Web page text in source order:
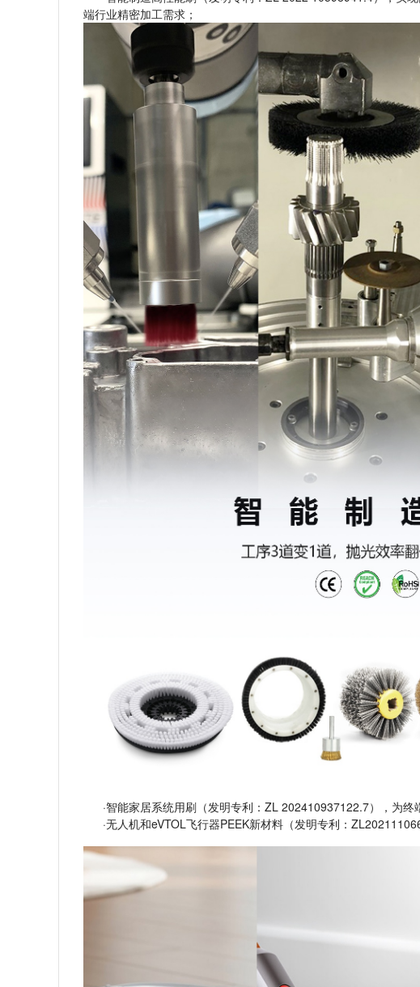
端行业精密加工需求；
·智能家居系统用刷（发明专利：ZL 202410937122.7），为
·无人机和eVTOL飞行器PEEK新材料（发明专利：